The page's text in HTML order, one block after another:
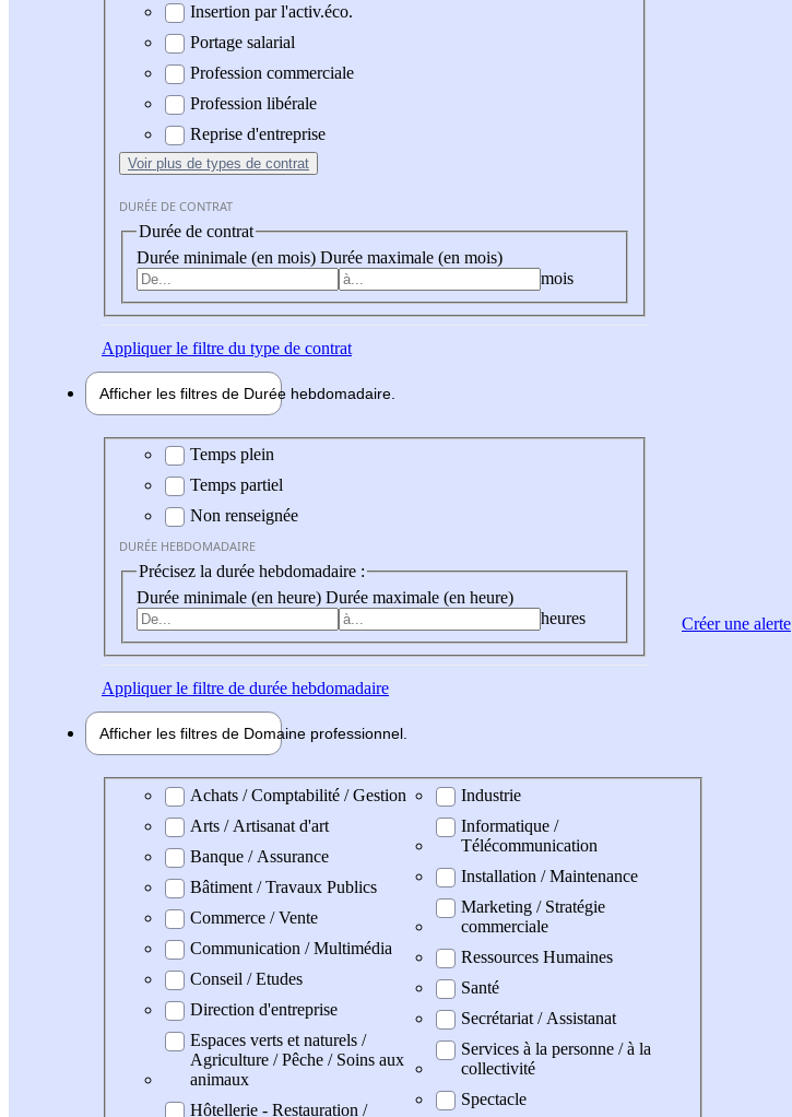
Insertion par l'activ.éco.
Portage salarial
Profession commerciale
Profession libérale
Reprise d'entreprise
Voir plus de types de contrat
DURÉE DE CONTRAT
Durée de contrat
Durée minimale (en mois) Durée maximale (en mois)
mois
Appliquerle filtre du type de contrat
Afficher les filtres de Durée hebdomadaire
Durée hebdomadaire
Temps plein
Temps partiel
Non renseignée
DURÉE HEBDOMADAIRE
Précisez la durée hebdomadaire :
Durée minimale (en heure) Durée maximale (en heure)
heures
Appliquerle filtre de durée hebdomadaire
Afficher les filtres de Domaine professionnel
Domaine professionel
Achats / Comptabilité / Gestion
Arts / Artisanat d'art
Banque / Assurance
Bâtiment / Travaux Publics
Commerce / Vente
Communication / Multimédia
Conseil / Etudes
Direction d'entreprise
Espaces verts et naturels /
Agriculture / Pêche / Soins aux
animaux
Hôtellerie - Restauration /
Industrie
Informatique /
Télécommunication
Installation / Maintenance
Marketing / Stratégie
commerciale
Ressources Humaines
Santé
Secrétariat / Assistanat
Services à la personne / à la
collectivité
Spectacle
Créer une alerte